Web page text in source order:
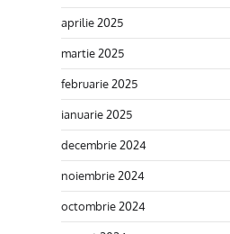
aprilie 2025
martie 2025
februarie 2025
ianuarie 2025
decembrie 2024
noiembrie 2024
octombrie 2024